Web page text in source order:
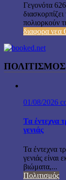
Γεγονότα
πολιορκούν
διαφορα
ΠΟΛΙΤΙΣΜΟΣ
01/08/2026
Τα έντεχνα
γενιάς
Τα έντεχνα
γενιάς
βιώματα,...
Πολιτισμός